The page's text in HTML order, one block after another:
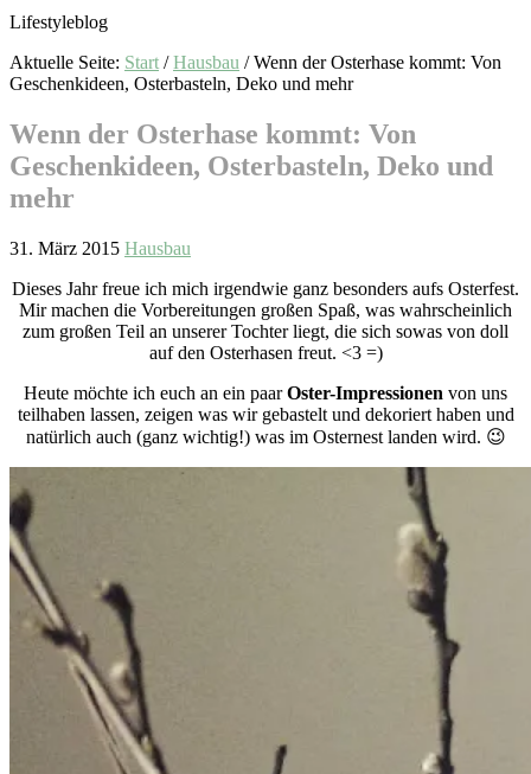
Lifestyleblog
Aktuelle Seite: Start / Hausbau /Wenn der Osterhase kommt: Von
Geschenkideen, Osterbasteln, Deko und mehr
Wenn der Osterhase kommt: Von
Geschenkideen, Osterbasteln, Deko und
mehr
31. März 2015 Hausbau
Dieses Jahr freue ich mich irgendwie ganz besonders aufs Osterfest.
Mir machen die Vorbereitungen großen Spaß, was wahrscheinlich
zum großen Teil an unserer Tochter liegt, die sich sowas von doll
auf den Osterhasen freut. <3 =)
Heute möchte ich euch an ein paarOster-Impressionen von uns
teilhaben lassen, zeigen was wir gebastelt und dekoriert haben und
natürlich auch (ganz wichtig!) was im Osternest landen wird. 😉